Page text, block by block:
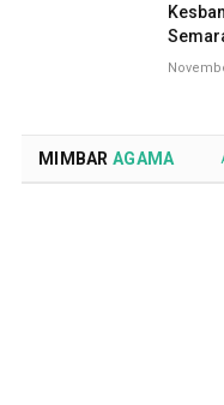
MIMBAR AGAMA